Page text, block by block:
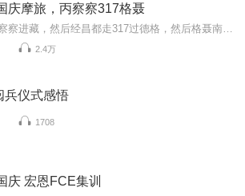
庆摩旅，丙察察317格聂
2.4万
兵仪式感悟
1708
庆 宏恩FCE集训